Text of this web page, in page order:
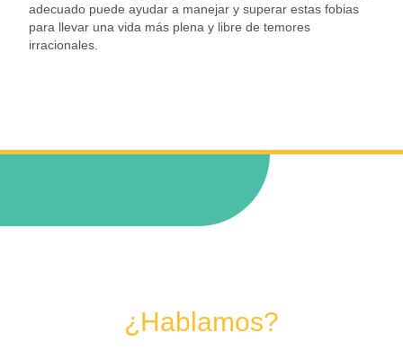
adecuado puede ayudar a manejar y superar estas fobias
para llevar una vida más plena y libre de temores
irracionales.
¿Hablamos?